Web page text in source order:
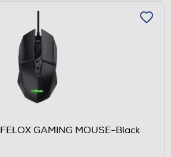
GAMING MOUSE-Black